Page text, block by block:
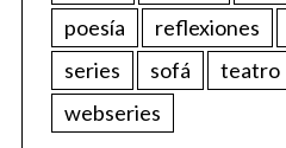
poesía
reflexiones
series
sofá teatro
webseries